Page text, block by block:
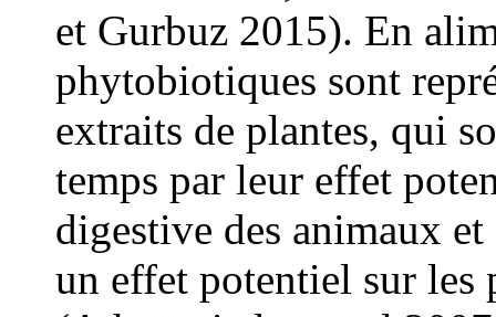
et Gurbuz 2015). En
phytobiotiques sont
extraits de plantes, qui
temps par leur effet
digestive des animaux
un effet potentiel sur les